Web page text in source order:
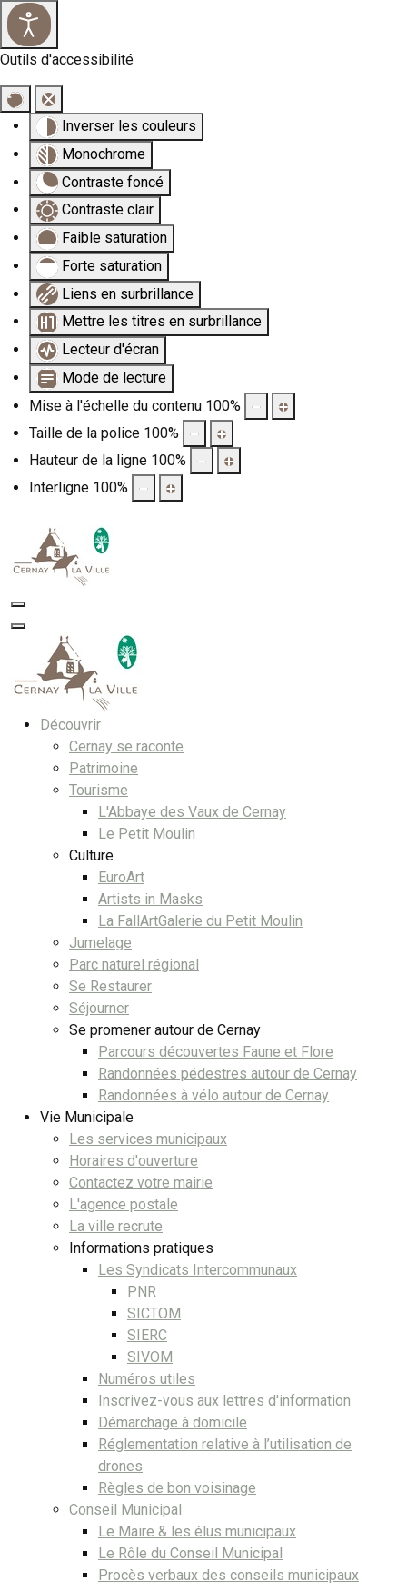
Outils d'accessibilité
Inverser les couleurs
Monochrome
Contraste foncé
Contraste clair
Faible saturation
Forte saturation
Liens en surbrillance
Mettre les titres en surbrillance
Lecteur d'écran
Mode de lecture
Mise à l'échelle du contenu 100%
Taille de la police 100%
Hauteur de la ligne 100%
Interligne 100%
Découvrir
Cernay se raconte
Patrimoine
Tourisme
L'Abbaye des Vaux de Cernay
Le Petit Moulin
Culture
EuroArt
Artists in Masks
La FallArtGalerie du Petit Moulin
Jumelage
Parc naturel régional
Se Restaurer
Séjourner
Se promener autour de Cernay
Parcours découvertes Faune et Flore
Randonnées pédestres autour de Cernay
Randonnées à vélo autour de Cernay
Vie Municipale
Les services municipaux
Horaires d'ouverture
Contactez votre mairie
L'agence postale
La ville recrute
Informations pratiques
Les Syndicats Intercommunaux
PNR
SICTOM
SIERC
SIVOM
Numéros utiles
Inscrivez-vous aux lettres d'information
Démarchage à domicile
Réglementation relative à l’utilisation de
drones
Règles de bon voisinage
Conseil Municipal
Le Maire & les élus municipaux
Le Rôle du Conseil Municipal
Procès verbaux des conseils municipaux